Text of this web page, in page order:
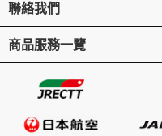
聯絡我們
商品服務一覽